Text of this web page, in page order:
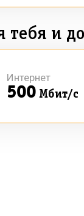
тебя и
500 Мбит/с
Интернет